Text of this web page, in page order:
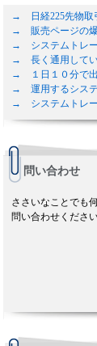
→ 日経225先物取
→ 販売ページの爆
→ システムトレー
→ 長く通用してい
→ １日１０分で出
→ 運用するシス
→ システムトレー
問い合わせ
ささいなことでも
問い合わせください